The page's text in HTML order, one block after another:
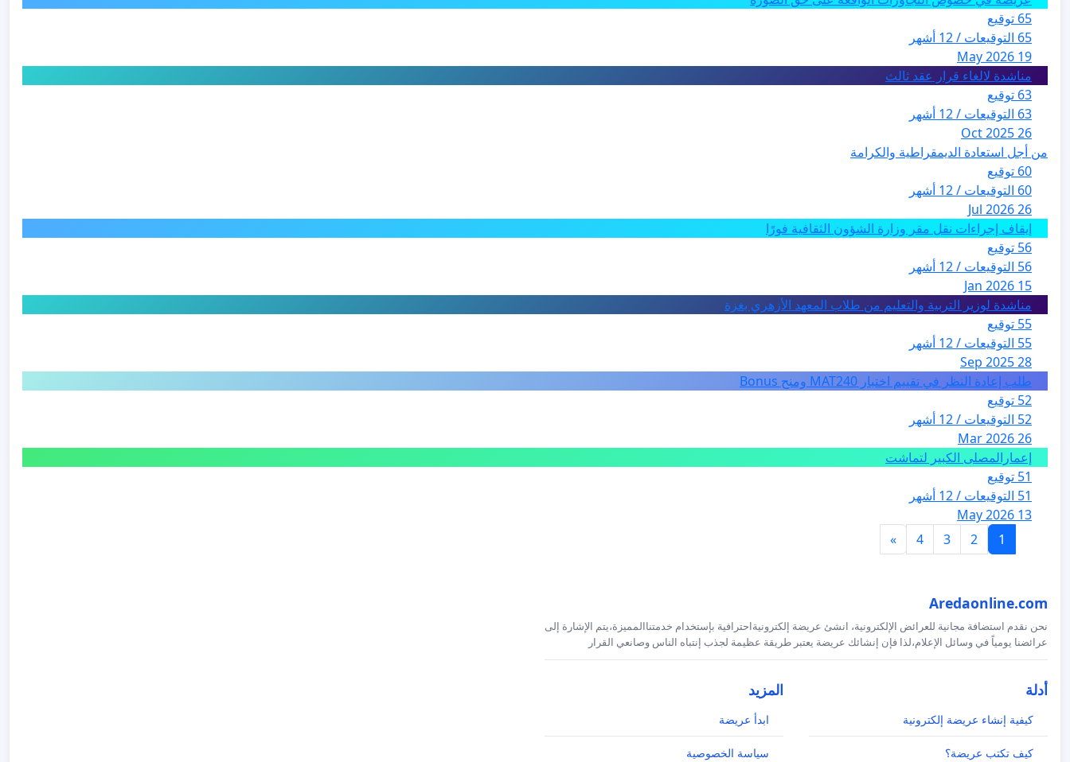
65 توقيع
65 التوقيعات / 12 أشهر
19 May 2026
مناشدة لالغاء قرار عقد ثالث
63 توقيع
63 التوقيعات / 12 أشهر
26 Oct 2025
من أجل استعادة الديمقراطية والكرامة
60 توقيع
60 التوقيعات / 12 أشهر
26 Jul 2026
إيقاف إجراءات نقل مقر وزارة الشؤون الثقافية فورًا
56 توقيع
56 التوقيعات / 12 أشهر
15 Jan 2026
مناشدة لوزير التربية والتعليم من طلاب المعهد الأزهري بغزة
55 توقيع
55 التوقيعات / 12 أشهر
28 Sep 2025
طلب إعادة النظر في تقييم اختبار MAT240 ومنح Bonus
52 توقيع
52 التوقيعات / 12 أشهر
26 Mar 2026
إعمارالمصلى الكبير لتماشت
51 توقيع
51 التوقيعات / 12 أشهر
13 May 2026
1
2
3
4
»
Aredaonline.com
نحن نقدم استضافة مجانية للعرائض الإلكترونية، انشئ عريضة إلكترونيةاحترافية بإستخدام خدمتناالمميزة،يتم الإشارة إلى
عرائضنا يومياً في وسائل الإعلام،لذا فإن إنشائك عريضة يعتبر طريقة عظيمة لجذب إنتباه الناس وصانعي القرار
أدلة
كيفية إنشاء عريضة إلكترونية
كيف تكتب عريضة؟
المزيد
ابدأ عريضة
سياسة الخصوصية